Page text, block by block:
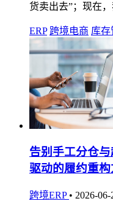
货卖出去”；现在
ERP 跨境电商 库存
告别手工分仓
驱动的履约重
跨境ERP • 2026-